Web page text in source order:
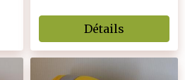
Détails